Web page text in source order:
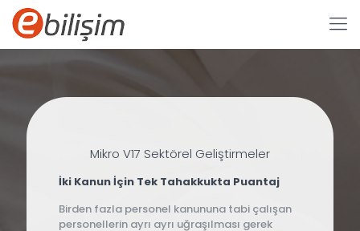
Mikro V17 Sektörel Geliştirmeler
İki Kanun İçin Tek Tahakkukta Puantaj
Birden fazla personel kanununa tabi çalışan
personellerin ayrı ayrı uğraşılması gerek